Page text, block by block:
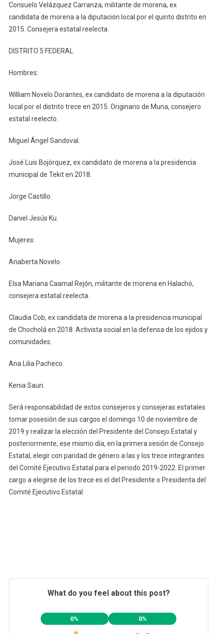
Consuelo Velázquez Carranza, militante de morena, ex
candidata de morena a la diputación local por el quinto distrito en
2015. Consejera estatal reelecta.
DISTRITO 5 FEDERAL
Hombres:
William Novelo Dorantes, ex candidato de morena a la diputación
local por el distrito trece en 2015. Originario de Muna, consejero
estatal reelecto.
Miguel Ángel Sandoval.
José Luis Bojórquez, ex candidato de morena a la presidencia
municipal de Tekit en 2018.
Jorge Castillo.
Daniel Jesús Ku.
Mujeres:
Anaberta Novelo.
Elsa Mariana Caamal Rejón, militante de morena en Halachó,
consejera estatal reelecta.
Claudia Cob, ex candidata de morena a la presidencia municipal
de Chocholá en 2018. Activista social en la defensa de los ejidos y
comunidades.
Ana Lilia Pacheco.
Kenia Sauri.
Será responsabilidad de estos consejeros y consejeras estatales
tomar posesión de sus cargos el domingo 10 de noviembre de
2019 y realizar la elección del Presidente del Consejo Estatal y
posteriormente, ese mismo día, en la primera sesión de Consejo
Estatal, elegir con paridad de género a las y los trece integrantes
del Comité Ejecutivo Estatal para el periodo 2019-2022. El primer
cargo a elegirse de los trece es el del Presidente o Presidenta del
Comité Ejecutivo Estatal.
What do you feel about this post?
0% 0%